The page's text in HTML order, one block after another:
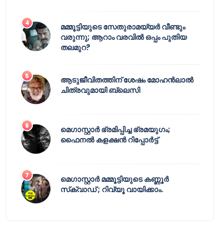
മമ്മൂട്ടിയുടെ സേതുരാമയ്യർ വീണ്ടും
വരുന്നു; ആറാം വരവിൽ ഒപ്പം പുതിയ
തലമുറ?
ആടുജീവിതത്തിന് ശേഷം മോഹൻലാൽ
ചിത്രവുമായി ബ്ലെസി
മെഗാസ്റ്റാർ ഭ്രമിപ്പിച്ച ഭ്രമയുഗം;
ഫൈനൽ കളക്ഷൻ റിപ്പോർട്ട്
മെഗാസ്റ്റാർ മമ്മൂട്ടിയുടെ കണ്ണൂർ
സ്‌ക്വാഡ് ; റിവ്യൂ വായിക്കാം.